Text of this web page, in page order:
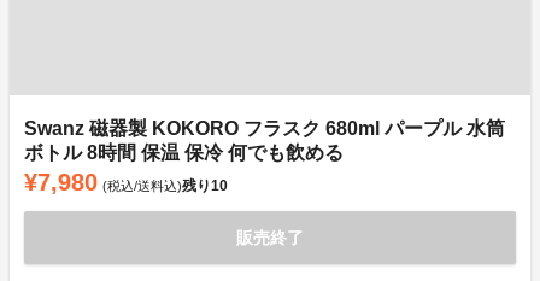
Swanz 磁器製 KOKORO フラスク 680ml パープル 水筒
ボトル 8時間 保温 保冷 何でも飲める
¥7,980 (税込/送料込)残り10
販売終了